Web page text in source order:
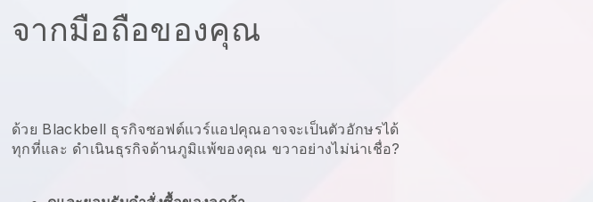
จากมือถือของคุณ
ด้วย Blackbell ธุรกิจซอฟต์แวร์แอปคุณอาจจะเป็นตัวอักษรได้
ทุกที่และ ดำเนินธุรกิจด้านภูมิแพ้ของคุณ ขวาอย่างไม่น่าเชื่อ?